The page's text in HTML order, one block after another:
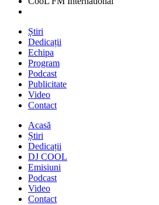
Știri
Dedicații
Echipa
Program
Podcast
Publicitate
Video
Contact
Acasă
Știri
Dedicații
DJ COOL
Emisiuni
Podcast
Video
Contact